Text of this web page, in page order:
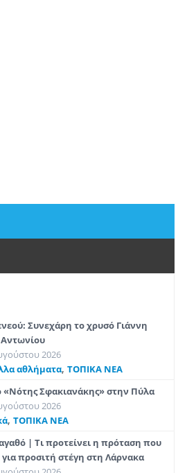
Συνεχάρη το χρυσό Γιάννη
Αντωνίου
2026
αθλήματα, ΤΟΠΙΚΑ ΝΕΑ
«Νότης Σφακιανάκης» στην Πύλα
2026
, ΤΟΠΙΚΑ ΝΕΑ
| Τι προτείνει η πρόταση που
για προσιτή στέγη στη Λάρνακα